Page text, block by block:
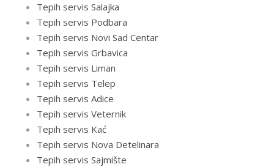
Tepih servis Salajka
Tepih servis Podbara
Tepih servis Novi Sad Centar
Tepih servis Grbavica
Tepih servis Liman
Tepih servis Telep
Tepih servis Adice
Tepih servis Veternik
Tepih servis Kać
Tepih servis Nova Detelinara
Tepih servis Sajmište